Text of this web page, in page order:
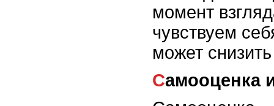
момент
чувствуем
может
Самооценка